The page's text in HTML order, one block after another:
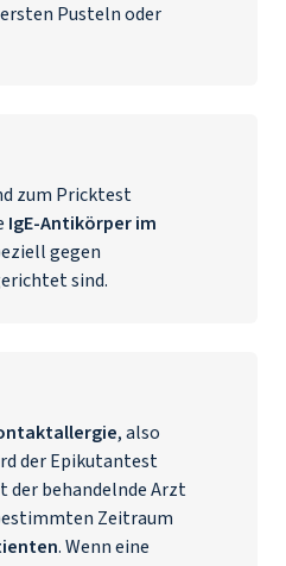
Pusteln oder
zum Pricktest
IgE-Antikörper im
gegen
sind.
, also
der Epikutantest
der behandelnde Arzt
Zeitraum
. Wenn eine